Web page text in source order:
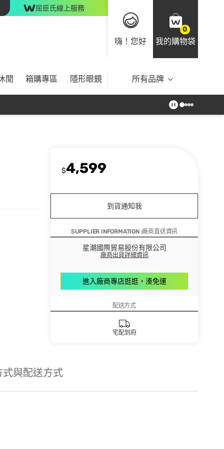
屈臣氏線上服務
嗨！您好
0
我的購物袋
閒 箱購專區 隱形眼鏡 所有品牌
$4,599
到貨通知我
SUPPLIER INFORMATION :廠商直送資訊
星潮國際貿易股份有限公司
廠商出貨詳細資訊
進入廠商專店逛逛，湊免運
配送方式
宅配到府
式與配送方式